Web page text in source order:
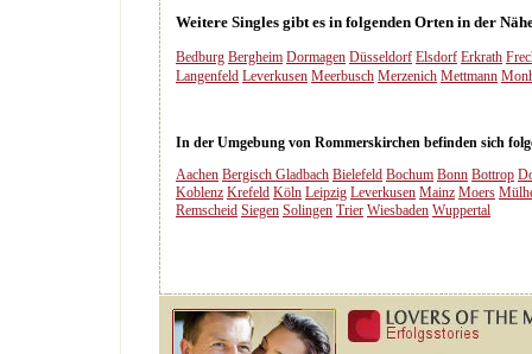
Weitere Singles gibt es in folgenden Orten in der
Bedburg Bergheim Dormagen Düsseldorf Elsdorf Erkrath
Langenfeld Leverkusen Meerbusch Merzenich Mettmann
In der Umgebung von Rommerskirchen befinden sich
Aachen Bergisch Gladbach Bielefeld Bochum Bonn Bottrop
Koblenz Krefeld Köln Leipzig Leverkusen Mainz Moers
Remscheid Siegen Solingen Trier Wiesbaden Wuppertal